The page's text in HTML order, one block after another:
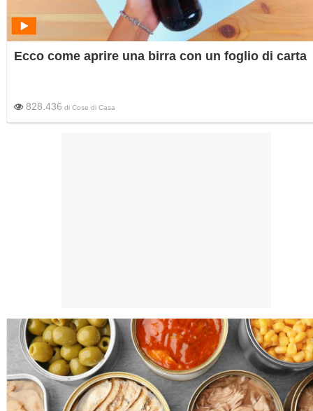
Ecco come aprire una birra con un foglio di carta
828.436 di Cose di Casa